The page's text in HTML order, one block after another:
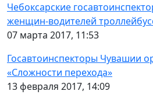
Чебоксарские
женщин-водителей
07 марта 2017, 11:53
Госавтоинспекторы Чувашии
«Сложности перехода»
13 февраля 2017, 14:09